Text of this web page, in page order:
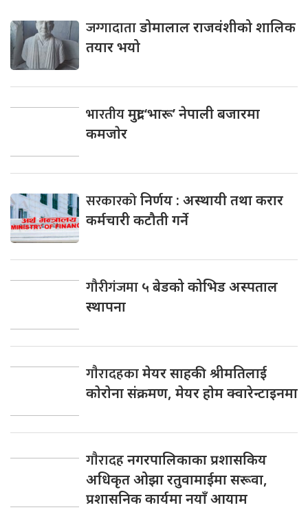
जग्गादाताडोमालाल राजवंशीको शालिक
तयार भयो
भारतीयमुद्रा ‘भारू’ नेपाली बजारमा
कमजाेर
सरकारकोनिर्णय : अस्थायी तथा करार
कर्मचारी कटौती गर्ने
गौरीगंजमा ५ बेडको कोभिड अस्पताल
स्थापना
गाैरादहकामेयर साहकी श्रीमतिलाई
काेराेना संक्रमण, मेयर हाेम क्वारेन्टाइनमा
गाैरादहनगरपालिकाका प्रशासकिय
अधिकृत ओझा रतुवामाईमा सरूवा,
प्रशासनिक कार्यमा नयाँ आयाम